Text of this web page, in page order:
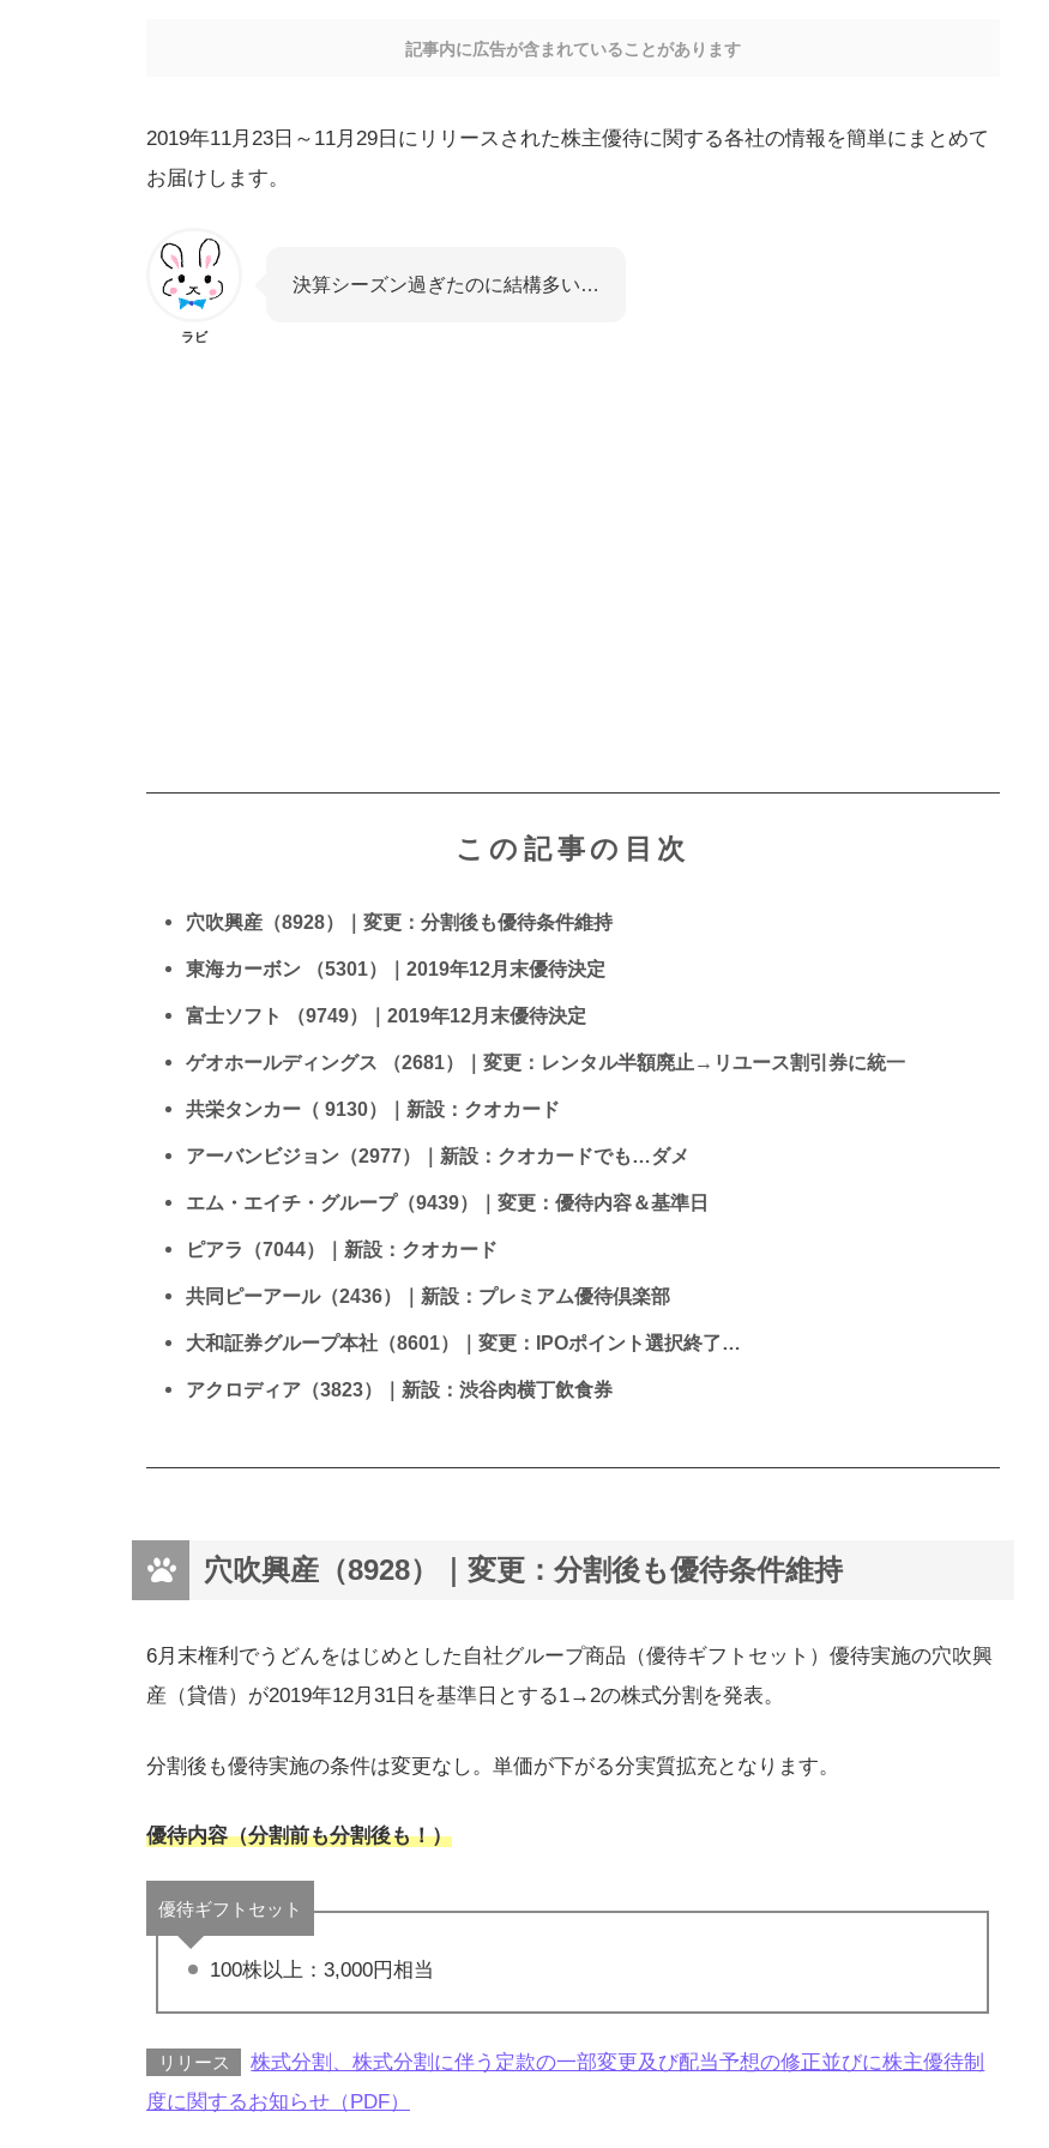
記事内に広告が含まれていることがあります
2019年11月23日～11月29日にリリースされた株主優待に関する各社の情報を簡単にまとめて
お届けします。
ラビ
決算シーズン過ぎたのに結構多い…
この記事の目次
穴吹興産（8928）｜変更：分割後も優待条件維持
東海カーボン （5301）｜2019年12月末優待決定
富士ソフト （9749）｜2019年12月末優待決定
ゲオホールディングス （2681）｜変更：レンタル半額廃止→リユース割引券に統一
共栄タンカー（ 9130）｜新設：クオカード
アーバンビジョン（2977）｜新設：クオカードでも…ダメ
エム・エイチ・グループ（9439）｜変更：優待内容＆基準日
ピアラ（7044）｜新設：クオカード
共同ピーアール（2436）｜新設：プレミアム優待倶楽部
大和証券グループ本社（8601）｜変更：IPOポイント選択終了…
アクロディア（3823）｜新設：渋谷肉横丁飲食券
穴吹興産（8928）｜変更：分割後も優待条件維持
6月末権利でうどんをはじめとした自社グループ商品（優待ギフトセット）優待実施の穴吹興
産（貸借）が2019年12月31日を基準日とする1→2の株式分割を発表。
分割後も優待実施の条件は変更なし。単価が下がる分実質拡充となります。
優待内容（分割前も分割後も！）
優待ギフトセット
100株以上：3,000円相当
リリース
株式分割、株式分割に伴う定款の一部変更及び配当予想の修正並びに株主優待制
度に関するお知らせ（PDF）